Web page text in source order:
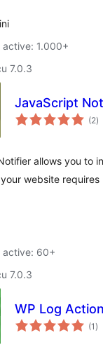
active: 1.000+
7.0.3
JavaScript
(2)
allows you to
website requires
active: 60+
7.0.3
WP Log Action
(1 )